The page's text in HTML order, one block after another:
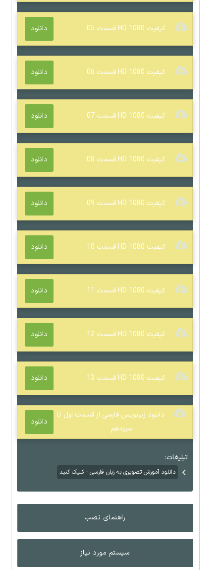
کیفیت 1080 HD قسمت 05 دانلود
کیفیت 1080 HD قسمت 06 دانلود
کیفیت 1080 HD قسمت 07 دانلود
کیفیت 1080 HD قسمت 08 دانلود
کیفیت 1080 HD قسمت 09 دانلود
کیفیت 1080 HD قسمت 10 دانلود
کیفیت 1080 HD قسمت 11 دانلود
کیفیت 1080 HD قسمت 12 دانلود
کیفیت 1080 HD قسمت 13 دانلود
دانلود زیرنویس فارسی از قسمت اول تا
سیزدهم
دانلود
تبلیغات:
دانلود آموزش تصویری به زبان فارسی - کلیک کنید
راهنمای نصب
سیستم مورد نیاز